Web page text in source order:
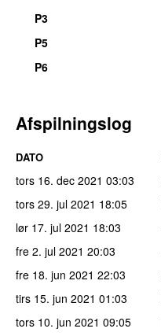
P3
P5
P6
Afspilningslog
DATO
tors 16. dec 2021 03:03
tors 29. jul 2021 18:05
lør 17. jul 2021 18:03
fre 2. jul 2021 20:03
fre 18. jun 2021 22:03
tirs 15. jun 2021 01:03
tors 10. jun 2021 09:05